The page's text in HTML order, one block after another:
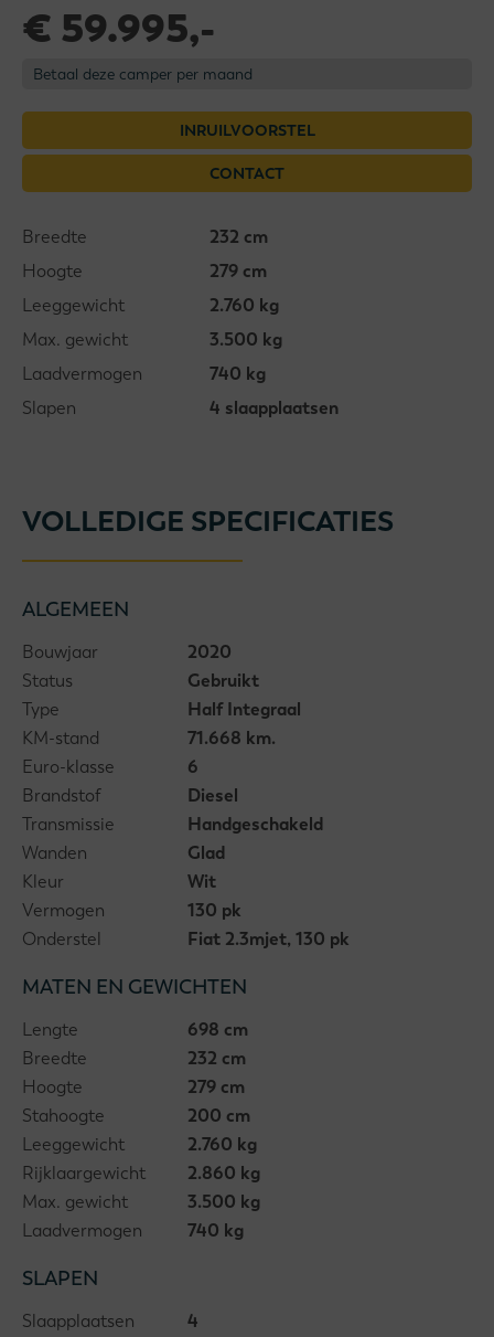
€ 59.995,-
Betaal deze camper per maand
INRUILVOORSTEL
CONTACT
Breedte
232 cm
Hoogte
279 cm
Leeggewicht
2.760 kg
Max. gewicht
3.500 kg
Laadvermogen
740 kg
Slapen
4 slaapplaatsen
VOLLEDIGE SPECIFICATIES
ALGEMEEN
Bouwjaar
2020
Status
Gebruikt
Type
Half Integraal
KM-stand
71.668 km.
Euro-klasse
6
Brandstof
Diesel
Transmissie
Handgeschakeld
Wanden
Glad
Kleur
Wit
Vermogen
130 pk
Onderstel
Fiat 2.3mjet, 130 pk
MATEN EN GEWICHTEN
Lengte
698 cm
Breedte
232 cm
Hoogte
279 cm
Stahoogte
200 cm
Leeggewicht
2.760 kg
Rijklaargewicht
2.860 kg
Max. gewicht
3.500 kg
Laadvermogen
740 kg
SLAPEN
Slaapplaatsen
4